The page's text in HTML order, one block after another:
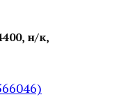
н/к,